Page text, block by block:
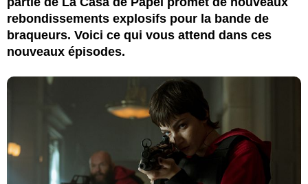
rebondissements explosifs pour la bande de
braqueurs. Voici ce qui vous attend dans ces
nouveaux épisodes.